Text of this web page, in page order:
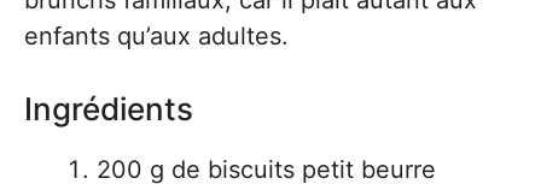
enfants qu’aux adultes.
Ingrédients
200 g de biscuits petit beurre